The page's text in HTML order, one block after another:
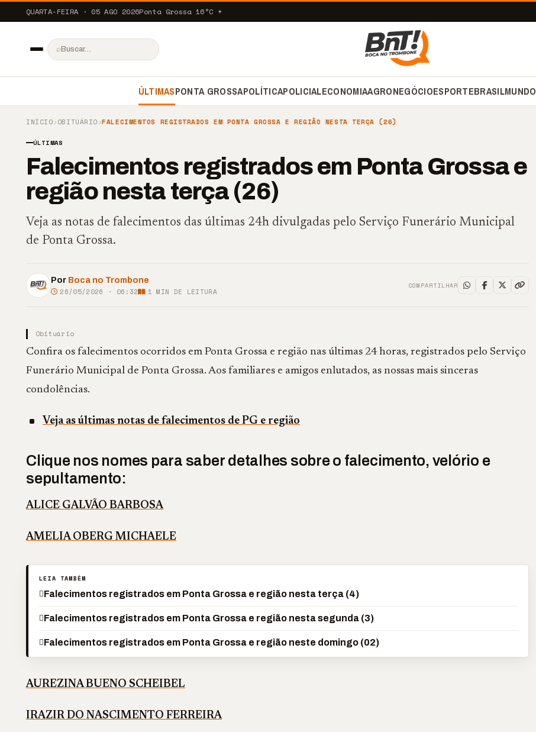
QUARTA-FEIRA · 05 AGO 2026Ponta Grossa16°C ☀️
⌕
ÚLTIMASPONTA GROSSAPOLÍTICAPOLICIALECONOMIAAGRONEGÓCIOESPORTEBRASILMUNDO
INÍCIO›OBITUÁRIO ›FALECIMENTOS REGISTRADOS EM PONTA GROSSA E REGIÃO NESTA TERÇA (26)
ÚLTIMAS
Falecimentos registrados em Ponta Grossa e
região nesta terça (26)
Veja as notas de falecimentos das últimas 24h divulgadas pelo Serviço Funerário Municipal
de Ponta Grossa.
Por Boca no Trombone
26/05/2026 · 06:32 1 MIN DE LEITURA
COMPARTILHAR
Obituário
Confira os falecimentos ocorridos em Ponta Grossa e região nas últimas 24 horas, registrados pelo Serviço
Funerário Municipal de Ponta Grossa. Aos familiares e amigos enlutados, as nossas mais sinceras
condolências.
Veja as últimas notas de falecimentos de PG e região
Clique nos nomes para saber detalhes sobre o falecimento, velório e
sepultamento:
ALICE GALVÃO BARBOSA
AMELIA OBERG MICHAELE
LEIA TAMBÉM
Falecimentos registrados em Ponta Grossa e região nesta terça (4)
Falecimentos registrados em Ponta Grossa e região nesta segunda (3)
Falecimentos registrados em Ponta Grossa e região neste domingo (02)
AUREZINA BUENO SCHEIBEL
IRAZIR DO NASCIMENTO FERREIRA